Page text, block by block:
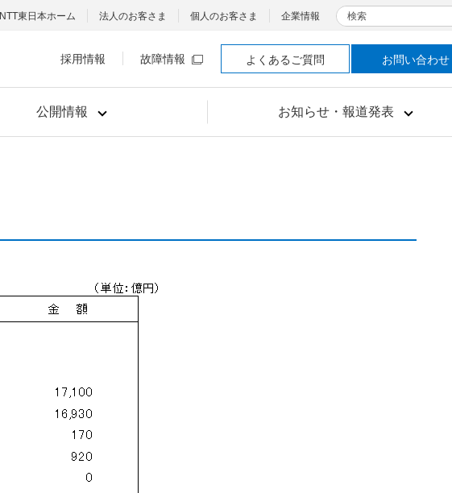
公開情報 お知らせ・報道発表
NTT東日本ホーム 法人のお客さま 個人のお客さま 企業情報 検索
採用情報 故障情報 よくあるご質問 お問い合わせ